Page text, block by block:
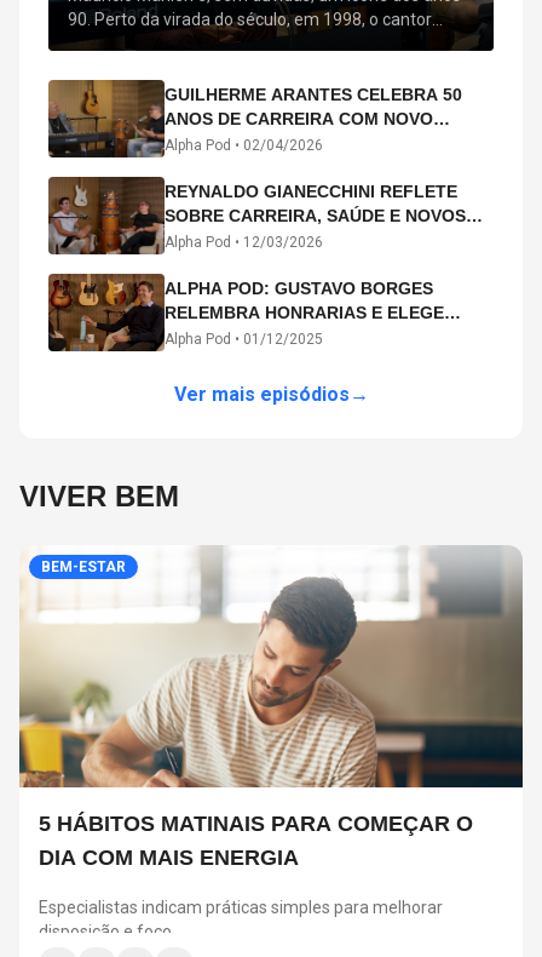
MAIS
90. Perto da virada do século, em 1998, o cantor
estreou oficialmente com o seu primeiro disco, "A
acompanham até hoje, quase trinta anos mais tarde:
"Bem Querer" e "Minha Menina". Em 2026, o astro
segue com o […]
GUILHERME ARANTES CELEBRA 50
ANOS DE CARREIRA COM NOVO
ÁLBUM INTERDIMENSIONAL E TURNÊ
Alpha Pod • 02/04/2026
REYNALDO GIANECCHINI REFLETE
SOBRE CARREIRA, SAÚDE E NOVOS
CAMINHOS ARTÍSTICOS NO ALPHA
Alpha Pod • 12/03/2026
ALPHA POD: GUSTAVO BORGES
RELEMBRA HONRARIAS E ELEGE
MICHAEL PHELPS O MAIOR ATLETA DA
Alpha Pod • 01/12/2025
Ver mais episódios →
VIVER BEM
BEM-ESTAR
5 HÁBITOS MATINAIS PARA COMEÇAR O
DIA COM MAIS ENERGIA
Especialistas indicam práticas simples para melhorar
disposição e foco